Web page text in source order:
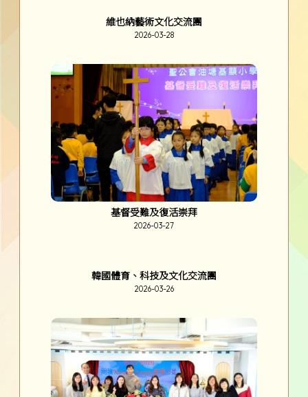
第二學段頒獎禮
2026-04-15
2026-03
English Drama - From Spark to Spotlight
2026-03-30